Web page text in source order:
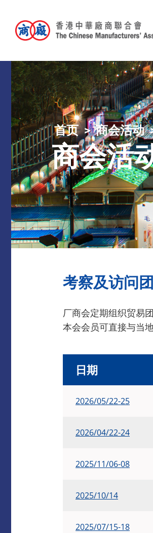
首页 商会活动
商会活
考察及访问团
厂商会定期组织贸易
本会会员可直接与当
日期
2026/05/22-25
2026/04/22-24
2025/11/06-08
2025/10/14
2025/07/15-18